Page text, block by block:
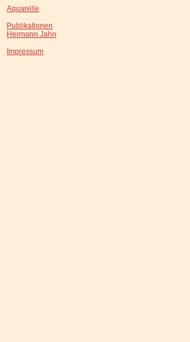
Aquarelle
Publikationen
Hermann Jahn
Impressum